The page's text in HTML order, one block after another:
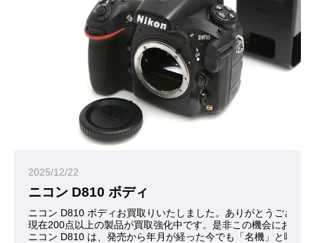
2025/12/22
ニコン D810 ボディ
ニコン D810 ボディお買取りいたしました。ありがとうござい
現在200点以上の製品が買取強化中です。是非この機会にお問合
ニコン D810 は、発売から年月が経った今でも「名機」と呼ば